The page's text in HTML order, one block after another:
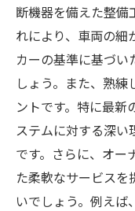
ホンダを
地元なら
車検後の
輸入車オ
輸入車も安心
る
輸入車に
川越市で
断機器を備えた整備
れにより、車両の細
カーの基準に基づ
しょう。また、熟
ントです。特に最新
ステムに対する深
です。さらに、オー
た柔軟なサービス
いでしょう。例え